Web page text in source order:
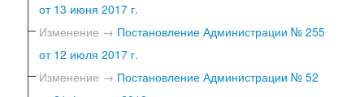
от 13 июня 2017 г.
Изменение → Постановление Администрации № 255
от 12 июля 2017 г.
Изменение → Постановление Администрации № 52